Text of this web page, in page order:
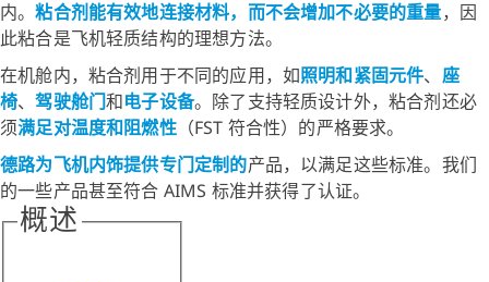
内。粘合剂能有效地连接材料，而不会增加不必要的重量，因
此粘合是飞机轻质结构的理想方法。
在机舱内，粘合剂用于不同的应用，如照明和紧固元件、 座
椅、驾驶舱门和电子设备。除了支持轻质设计外，粘合剂还必
须满足对温度和阻燃性（FST 符合性）的严格要求。
德路为飞机内饰提供专门定制的产品，以满足这些标准。我们
的一些产品甚至符合 AIMS 标准并获得了认证。
概述